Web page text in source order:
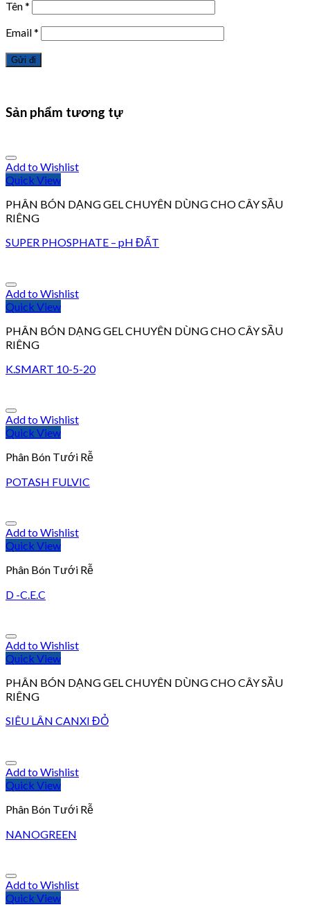
Tên*
Email*
Sản phẩm tương tự
Add to Wishlist
Quick View
PHÂN BÓN DẠNG GEL CHUYÊN DÙNG CHO CÂY SẦU
RIÊNG
SUPER PHOSPHATE – pH ĐẤT
Add to Wishlist
Quick View
PHÂN BÓN DẠNG GEL CHUYÊN DÙNG CHO CÂY SẦU
RIÊNG
K.SMART 10-5-20
Add to Wishlist
Quick View
Phân Bón Tưới Rễ
POTASH FULVIC
Add to Wishlist
Quick View
Phân Bón Tưới Rễ
D -C.E.C
Add to Wishlist
Quick View
PHÂN BÓN DẠNG GEL CHUYÊN DÙNG CHO CÂY SẦU
RIÊNG
SIÊU LÂN CANXI ĐỎ
Add to Wishlist
Quick View
Phân Bón Tưới Rễ
NANOGREEN
Add to Wishlist
Quick View